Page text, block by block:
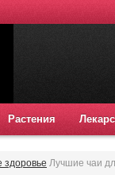
Растения
здоровье Лучшие чаи